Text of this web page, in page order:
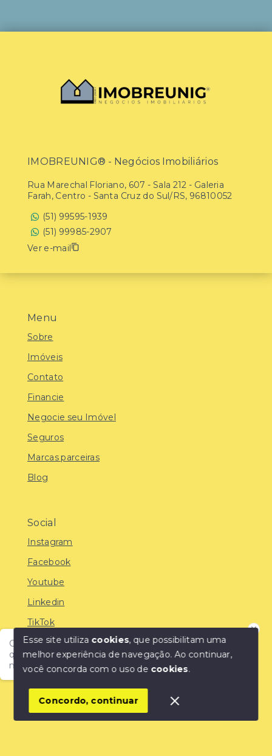
Olá! Encontre o imóvel ideal com a IMOBREUNIG®:
qualidade, confiança e as melhores oportunidades do
mercado!
Menu
Sobre
Imóveis
Contato
Financie
Negocie seu Imóvel
Seguros
Marcas parceiras
Blog
Social
Instagram
Facebook
Youtube
Linkedin
TikTok
© Copyright 2026 - IMOBREUNIG® - Negócios
SITE PARA IMOBILIARIA
IMOBREUNIG® - Negócios Imobiliários
Rua Marechal Floriano, 607 - Sala 212 - Galeria
Farah, Centro - Santa Cruz do Sul/RS, 96810052
(51) 99595-1939
(51) 99985-2907
Ver e-mail
Esse site utiliza cookies, que possibilitam uma
melhor experiência de navegação.Ao continuar,
você concorda com o uso de cookies.
Concordo, continuar